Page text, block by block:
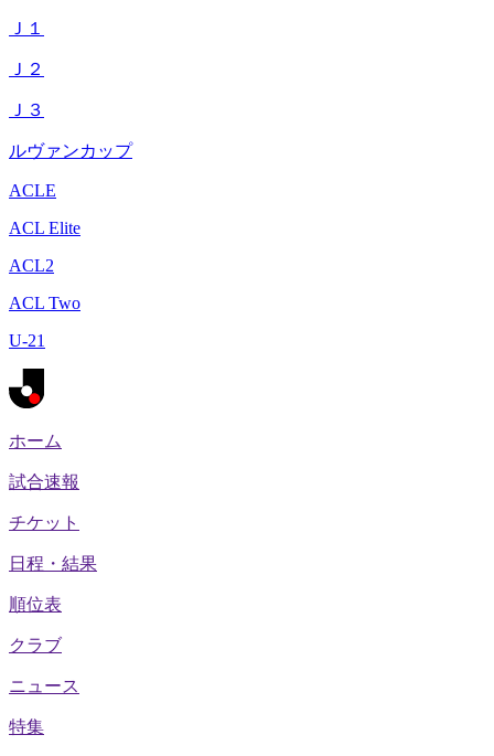
Ｊ１
Ｊ２
Ｊ３
ルヴァンカップ
ACLE
ACL Elite
ACL2
ACL Two
U-21
ホーム
試合速報
チケット
日程・結果
順位表
クラブ
ニュース
特集